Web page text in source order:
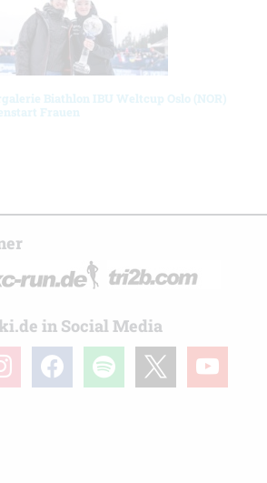
Biathlon IBU Weltcup Oslo (NOR)
Frauen
in Social Media
facebookspotify youtube